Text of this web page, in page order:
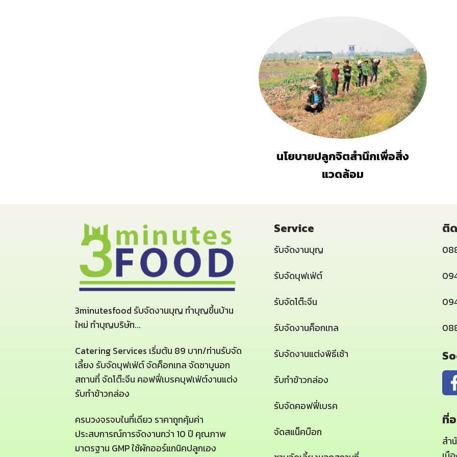
นโยบายปลูกจิตสำนึกเพื่อสิ่ง
แวดล้อม
3minutesfood รับจัดงานบุญ ทำบุญขึ้นบ้าน
ใหม่ ทำบุญบริษัท...
Catering Services เริ่มต้น 89 บาท/ท่านรับจัด
เลี้ยง รับจัดบุฟเฟ่ต์ จัดค็อกเทล จัดชาบูนอก
สถานที่ จัดโต๊ะจีน คอฟฟี่เบรคบุฟเฟ่ต์งานแต่ง
รับทำข้าวกล่อง
ครบวงจรจบในที่เดียว ราคาถูกคุ้มค่า
ประสบการณ์การจัดงานกว่า 10 ปี คุณภาพ
มาตรฐาน GMP ใช้ผักออร์แกนิคปลูกเอง
Service
รับจัดงานบุญ
รับจัดบุฟเฟ่ต์
รับจัดโต๊ะจีน
รับจัดงานค็อกเทล
รับจัดงานแต่งพิธีเช้า
รับทำข้าวกล่อง
รับจัดคอฟฟี่เบรค
จัดสแน็คบ๊อก
ติ
ที่
สำ